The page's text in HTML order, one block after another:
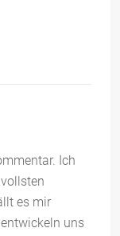
Ich
es mir
uns